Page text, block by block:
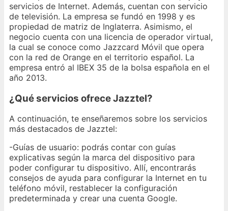
servicios de Internet. Además, cuentan con servicio
de televisión. La empresa se fundó en 1998 y es
propiedad de matriz de Inglaterra. Asimismo, el
negocio cuenta con una licencia de operador virtual,
la cual se conoce como Jazzcard Móvil que opera
con la red de Orange en el territorio español. La
empresa entró al IBEX 35 de la bolsa española en el
año 2013.
¿Qué servicios ofrece Jazztel?
A continuación, te enseñaremos sobre los servicios
más destacados de Jazztel:
-Guías de usuario: podrás contar con guías
explicativas según la marca del dispositivo para
poder configurar tu dispositivo. Allí, encontrarás
consejos de ayuda para configurar la Internet en tu
teléfono móvil, restablecer la configuración
predeterminada y crear una cuenta Google.